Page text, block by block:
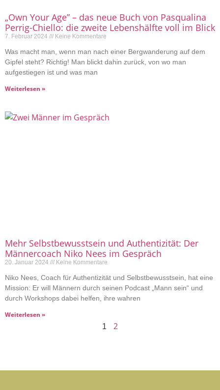
„Own Your Age” – das neue Buch von Pasqualina
Perrig-Chiello: die zweite Lebenshälfte voll im Blick
7. Februar 2024 Keine Kommentare
Was macht man, wenn man nach einer Bergwanderung auf dem
Gipfel steht? Richtig! Man blickt dahin zurück, von wo man
aufgestiegen ist und was man
Weiterlesen »
Mehr Selbstbewusstsein und Authentizität: Der
Männercoach Niko Nees im Gespräch
20. Januar 2024 Keine Kommentare
Niko Nees, Coach für Authentizität und Selbstbewusstsein, hat eine
Mission: Er will Männern durch seinen Podcast „Mann sein“ und
durch Workshops dabei helfen, ihre wahren
Weiterlesen »
1
2